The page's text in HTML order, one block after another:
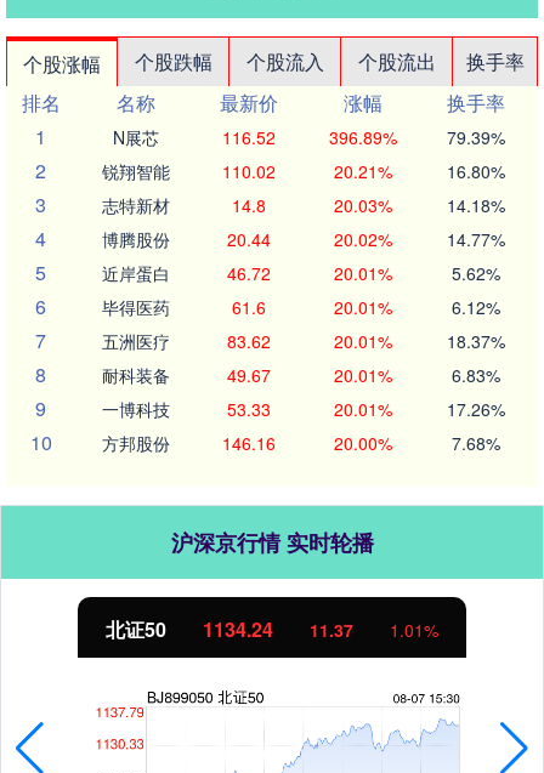
个股涨幅 个股跌幅 个股流入 个股流出
换手率
排名
名称 最新价 涨幅
换手率
1
N展芯 116.52 396.89% 79.39%
2 锐翔智能 110.02 20.21% 16.80%
3 志特新材 14.8 20.03% 14.18%
4 博腾股份 20.44 20.02% 14.77%
5 近岸蛋白 46.72 20.01% 5.62%
6 毕得医药 61.6 20.01% 6.12%
7 五洲医疗 83.62 20.01% 18.37%
8 耐科装备 49.67 20.01% 6.83%
9 一博科技 53.33 20.01% 17.26%
10 方邦股份 146.16 20.00% 7.68%
沪深京行情 实时轮播
北证50 1134.24 11.37 1.01%